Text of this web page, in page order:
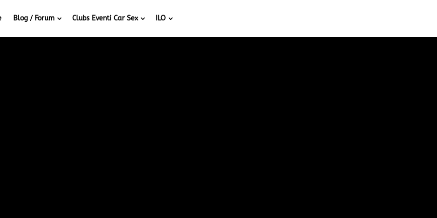
Blog / Forum Clubs Eventi Car Sex ILO